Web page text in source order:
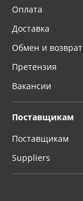
Оплата
Доставка
Обмен и возврат
Претензия
Вакансии
Поставщикам
Поставщикам
Suppliers